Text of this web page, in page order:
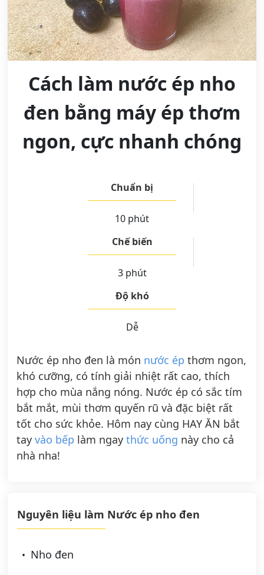
Cách làm nước ép nho
đen bằng máy ép thơm
ngon, cực nhanh chóng
Chuẩn bị
10 phút
Chế biến
3 phút
Độ khó
Dễ
Nước ép nho đen là món nước ép thơm ngon,
khó cưỡng, có tính giải nhiệt rất cao, thích
hợp cho mùa nắng nóng. Nước ép có sắc tím
bắt mắt, mùi thơm quyến rũ và đặc biệt rất
tốt cho sức khỏe. Hôm nay cùng HAY ĂN bắt
tay vào bếp làm ngay thức uống này cho cả
nhà nha!
Nguyên liệu làm Nước ép nho đen
Nho đen